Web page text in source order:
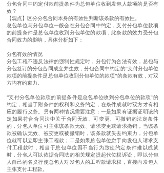
分包合同中约定付款前提条件为总包单位收到发包人款项的是否有
效？
【观点】区分分包合同本身的有效性判断该条款的有效性。
总包单位与分包单位一般会在分包合同中约定，支付分包单位款项
的前提条件是总包单位收到分包单位的款项，此条款的效力受分包
合同效力的影响，具体分析如下：
分包有效的情况
分包工程不违反法律的强制性规定时，分包行为合法有效，总包与
分包签订的分包合同成立并生效，分包合同中约定的“支付分包单位
款项的前提条件是总包单位收到分包单位的款项”的条款有效，对双
方均有约束力。
“支付分包单位款项的前提条件是总包单位收到分包单位的款项”的
约定，相当于附条件的权利和义务约定，在条件成就时双方才有相
应的履行义务。另有两种情况需要注意：一是如果有证据证明该约
定如果符合合同法中关于合同无效、可变更、可撤销的法定条件
的，分包人单位可主张该条款无效、请求变更或请求撤销，当该条
款被确认无效、被变更或被撤销时，该条款就失去约束力，分包单
位就可以立即主张工程款；二是如果总包单位怠于向发包人请求支
付工程款时，相当于总包单位因不当行为致使约定条件难以成就
时，分包人可以依据合同法的相关规定提起代位权诉讼，即以分包
人自己的名义行使总包人对发包人的工程款请求权，直接向发包人
主张支付工程款。